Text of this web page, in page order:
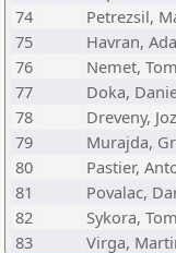
74
Petrezsil,
75
Havran,
76
Nemet,
77
Doka,
78
Dreveny,
79
Murajda,
80
Pastier,
81
Povalac,
82
Sykora,
83
Virga,